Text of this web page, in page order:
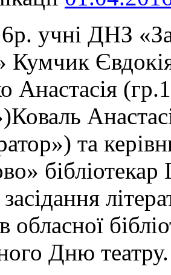
учні ДНЗ
Кумчик
Анастасія
та
засідання
обласної
Дню театру.